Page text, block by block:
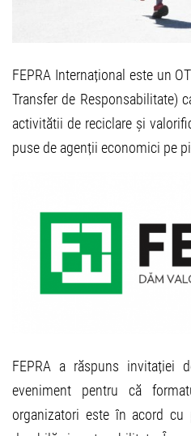
FEPRA Internațional este un
Transfer de Responsabilitate)
activitătii de reciclare și
puse de agenții economici pe
FEPRA a răspuns invitației
eveniment pentru că
organizatori este în acord